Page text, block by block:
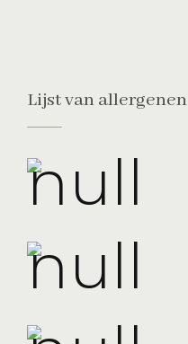
Lijst van allergenen